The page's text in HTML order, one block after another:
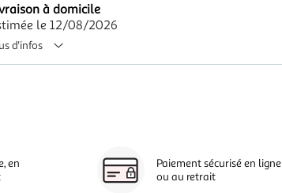
à domicile
le 12/08/2026
d'infos
en
Paiement sécurisé en ligne
ou au retrait